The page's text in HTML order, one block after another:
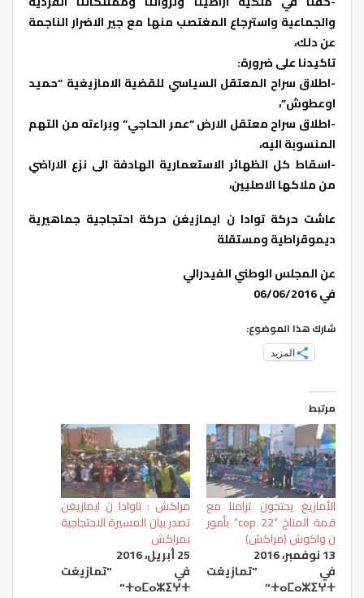
والجماعية واسترجاع المغتصب منها مع جير الاضرار الناجمة
عن دلك،
تاكيدنا على ضرورة:
-اطلاق سراح المعتقل السياسي للقضية الامازيغية “حميد
اوعطوش”،
-اطلاق سراح معتقل الارض “عمر الحاجي” وبراءته من التهم
المنسوبة اليه،
-اسقاط كل الظهائر الاستعمارية الهادفة الى نزع الاراضي
من ملاكها الاصليين،
عاشت حركة توادا ن ايمازيغن حركة احتجاجية جماهيرية
ديموقراطية ومستقلة
عن المجلس الوطني الفيدرالي
في 06/06/2016
شارك هذا الموضوع:
المزيد
مرتبط
الأمازيغ يحتجون تزامنا مع
قمة المناخ “cop 22” بأمور
ن واكوش (مراكش)
13 نوفمبر، 2016
في "تمازيغت
ⵜⴰⵎⴰⵣⵉⵖⵜ"
مراكش : تاوادا ن ايمازيغن
تصدر بيان المسيرة الاحتجاجية
بمراكش
25 أبريل، 2016
في "تمازيغت
ⵜⴰⵎⴰⵣⵉⵖⵜ"